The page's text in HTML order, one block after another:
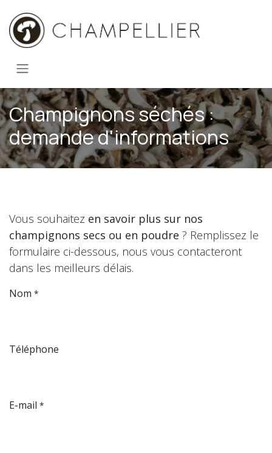
Champignons séchés :
demande d'informations
Vous souhaitez en savoir plus sur nos
champignons secs ou en poudre ? Remplissez le
formulaire ci-dessous, nous vous contacteront
dans les meilleurs délais.
Nom *
Téléphone
E-mail *